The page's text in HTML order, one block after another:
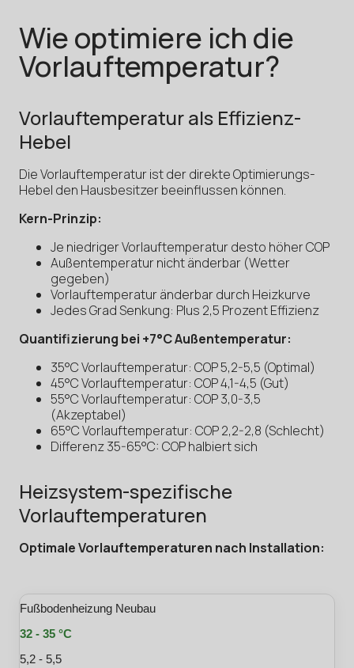
Wie optimiere ich die
Vorlauftemperatur?
Vorlauftemperatur als Effizienz-
Hebel
Die Vorlauftemperatur ist der direkte Optimierungs-
Hebel den Hausbesitzer beeinflussen können.
Kern-Prinzip:
Je niedriger Vorlauftemperatur desto höher COP
Außentemperatur nicht änderbar (Wetter
gegeben)
Vorlauftemperatur änderbar durch Heizkurve
Jedes Grad Senkung: Plus 2,5 Prozent Effizienz
Quantifizierung bei +7°C Außentemperatur:
35°C Vorlauftemperatur: COP 5,2-5,5 (Optimal)
45°C Vorlauftemperatur: COP 4,1-4,5 (Gut)
55°C Vorlauftemperatur: COP 3,0-3,5
(Akzeptabel)
65°C Vorlauftemperatur: COP 2,2-2,8 (Schlecht)
Differenz 35-65°C: COP halbiert sich
Heizsystem-spezifische
Vorlauftemperaturen
Optimale Vorlauftemperaturen nach Installation:
Fußbodenheizung Neubau
32 - 35 °C
5,2 - 5,5